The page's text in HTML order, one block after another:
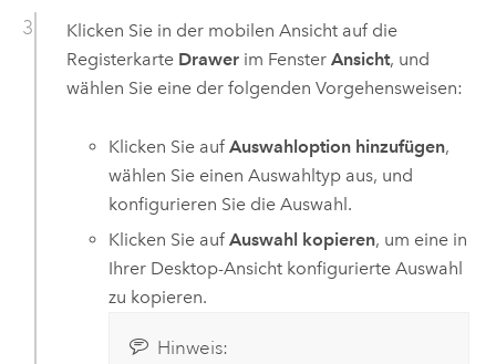
Klicken Sie in der mobilen Ansicht auf die
Registerkarte Drawerim Fenster Ansicht, und
wählen Sie eine der folgenden Vorgehensweisen:
Klicken Sie aufAuswahloption hinzufügen,
wählen Sie einen Auswahltyp aus, und
konfigurieren Sie die Auswahl.
Klicken Sie aufAuswahl kopieren, um eine in
Ihrer Desktop-Ansicht konfigurierte Auswahl
zu kopieren.
Hinweis: